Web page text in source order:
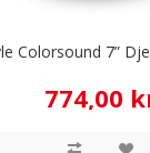
Colorsound 7”
774,00